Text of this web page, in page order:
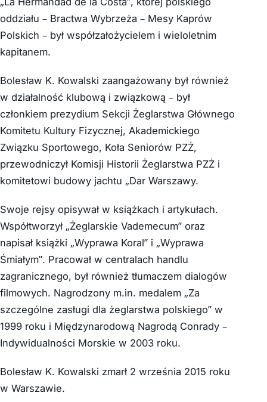
oddziału – Bractwa Wybrzeża – Mesy Kaprów
Polskich – był współzałożycielem i wieloletnim
kapitanem.
Bolesław K. Kowalski zaangażowany był również
w działalność klubową i związkową – był
członkiem prezydium Sekcji Żeglarstwa Głównego
Komitetu Kultury Fizycznej, Akademickiego
Związku Sportowego, Koła Seniorów PZŻ,
przewodniczył Komisji Historii Żeglarstwa PZŻ i
komitetowi budowy jachtu „Dar Warszawy.
Swoje rejsy opisywał w książkach i artykułach.
Współtworzył „Żeglarskie Vademecum” oraz
napisał książki „Wyprawa Koral” i „Wyprawa
Śmiałym”. Pracował w centralach handlu
zagranicznego, był również tłumaczem dialogów
filmowych. Nagrodzony m.in. medalem „Za
szczególne zasługi dla żeglarstwa polskiego” w
1999 roku i Międzynarodową Nagrodą Conrady –
Indywidualności Morskie w 2003 roku.
Bolesław K. Kowalski zmarł 2 września 2015 roku
w Warszawie.